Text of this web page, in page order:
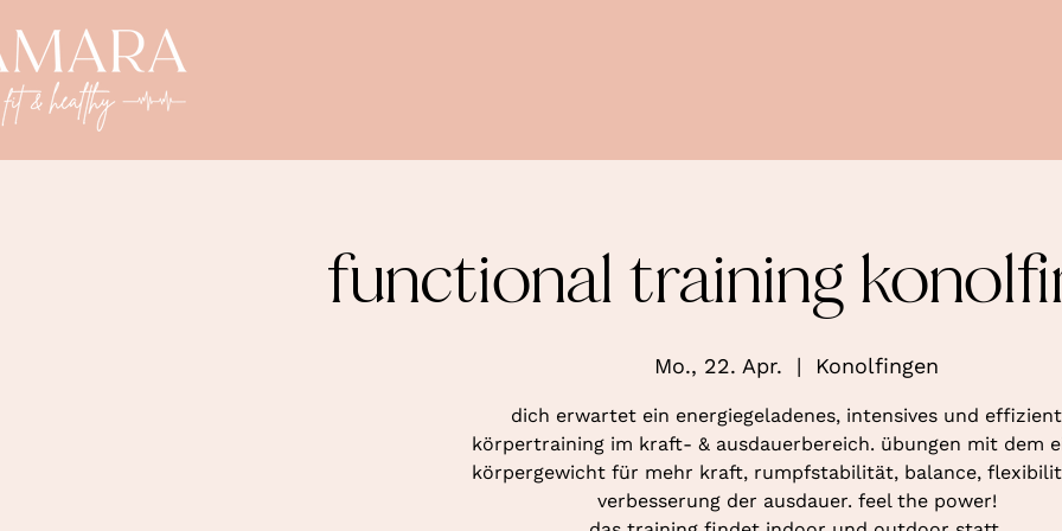
functional training
Mo., 22. Apr.
  |
Konolfingen
dich erwartet ein energiegeladenes, intensives und
körpertraining im kraft- & ausdauerbereich. übungen mit dem
körpergewicht für mehr kraft, rumpfstabilität, balance,
verbesserung der ausdauer. feel the power!